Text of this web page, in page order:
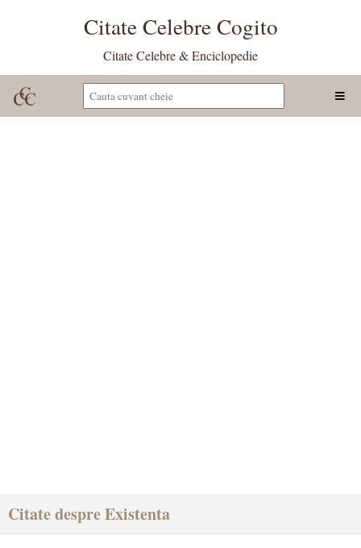
Citate Celebre Cogito
Citate Celebre & Enciclopedie
Citate despre Existenta